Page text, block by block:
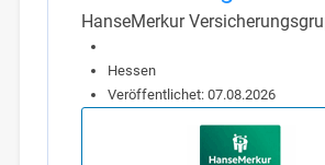
HanseMerkur
Hessen
Veröffentlichet: 07.08.2026